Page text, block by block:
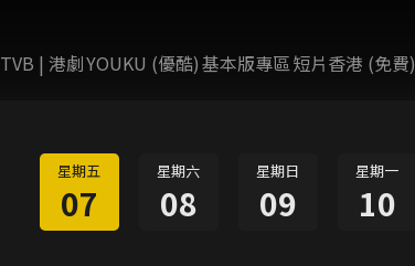
TVB | 港劇YOUKU (優酷)基本版專區短片香港 (免費)
星期五
07
星期六
08
星期日
09
星期一
10